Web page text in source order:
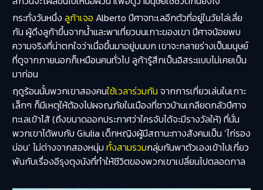
กระทั่งวันหนึ่ง ลูก้าเจอ Alberto ปีศาจทะเลอีกตัวที่อยู่ในวัยไล่เลี่ย
กัน ผู้ดึงลูก้าขึ้นจากน้ำและพาเที่ยวบนเกาะของเขา ปีศาจน้อยพบ
ความจริงที่น่าตกใจว่าเมื่อขึ้นมาอยู่บนบก เขาจะกลายร่างเป็นมนุษย์
ที่ดูจากภายนอกก็เหมือนคนทั่วไป ลูก้ารู้สึกเป็นอิสระแบบไม่เคยเป็น
มาก่อน
ฤดูร้อนนั้นพวกเขาสองคนใช้เวลาร่วมกัน จากการเที่ยวเล่นในเกาะ
เล็กๆ ก็มีเหตุให้ต้องไปผจญภัยในเมืองที่ชาวบ้านเกลียดกลัวปีศาจ
ทะเลเข้าไส้ (ถึงขนาดออกประกาศว่าใครจับได้จะมีรางวัลให้) ที่นั่น
พวกเขาได้พบกับ Giulia เด็กหญิงผู้มีสถานะทางสังคมเป็น ‘ไก่รอง
บ่อน’ ไม่ต่างจากสองหนุ่ม ทั้งสามรวมกลุ่มกันพาตัวเองเข้าไปเกี่ยว
พันกับเรื่องอีรุงตุงนังที่ทำให้ชีวิตของพวกเขาเปลี่ยนไปตลอดกาล